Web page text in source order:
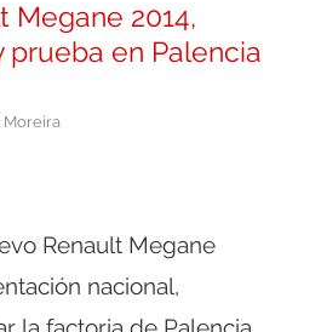
Megane 2014,
prueba en Palencia
Moreira
Renault Megane
nacional,